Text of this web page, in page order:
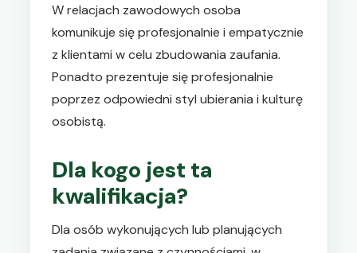
W relacjach zawodowych osoba
komunikuje się profesjonalnie i empatycznie
z klientami w celu zbudowania zaufania.
Ponadto prezentuje się profesjonalnie
poprzez odpowiedni styl ubierania i kulturę
osobistą.
Dla kogo jest ta
kwalifikacja?
Dla osób wykonujących lub planujących